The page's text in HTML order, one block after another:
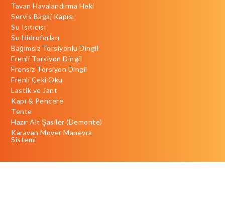
Tavan Havalandırma Heki
Servis Bagaj Kapısı
Su Isıtıcısı
Su Hidroforları
Bağımsız Torsiyonlu Dingil
Frenli Torsiyon Dingil
Frensiz Torsiyon Dingil
Frenli Çeki Oku
Lastik ve Jant
Kapı & Pencere
Tente
Hazır Alt Şasiler (Demonte)
Karavan Mover Manevra
Sistemi